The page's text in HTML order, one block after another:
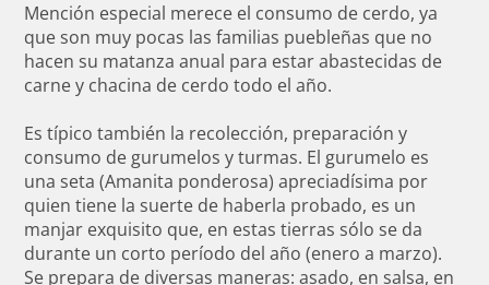
Mención especial merece el consumo de cerdo, ya
que son muy pocas las familias puebleñas que no
hacen su matanza anual para estar abastecidas de
carne y chacina de cerdo todo el año.
Es típico también la recolección, preparación y
consumo de gurumelos y turmas. El gurumelo es
una seta (Amanita ponderosa) apreciadísima por
quien tiene la suerte de haberla probado, es un
manjar exquisito que, en estas tierras sólo se da
durante un corto período del año (enero a marzo).
Se prepara de diversas maneras: asado, en salsa, en